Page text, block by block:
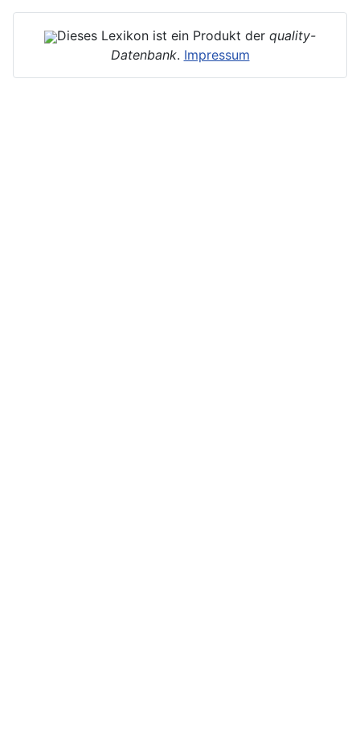
Dieses Lexikon ist ein Produkt der quality-
Datenbank. Impressum